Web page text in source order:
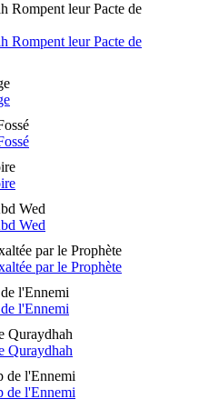
Rompent leur Pacte de
Rompent leur Pacte de
Wed
Wed
par le Prophète
par le Prophète
l'Ennemi
l'Ennemi
Quraydhah
Quraydhah
de l'Ennemi
de l'Ennemi